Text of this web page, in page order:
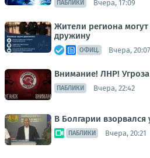
ПАБЛИКИ Вчера, 17:09
Жители региона
дружину
ОФИЦ. Вчера, 20:07
Внимание! ЛНР!
ПАБЛИКИ Вчера, 22:42
В Болгарии
ПАБЛИКИ Вчера, 20:21